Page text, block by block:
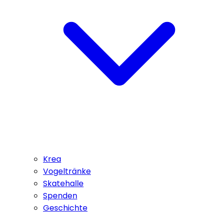
Krea
Vogeltränke
Skatehalle
Spenden
Geschichte